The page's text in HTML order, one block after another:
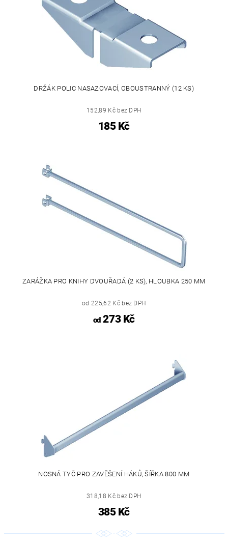
DRŽÁK POLIC NASAZOVACÍ, OBOUSTRANNÝ (12 KS)
152,89 Kč bez DPH
185 Kč
ZARÁŽKA PRO KNIHY DVOUŘADÁ (2 KS), HLOUBKA 250 MM
od 225,62 Kč bez DPH
od273 Kč
NOSNÁ TYČ PRO ZAVĚŠENÍ HÁKŮ, ŠÍŘKA 800 MM
318,18 Kč bez DPH
385 Kč